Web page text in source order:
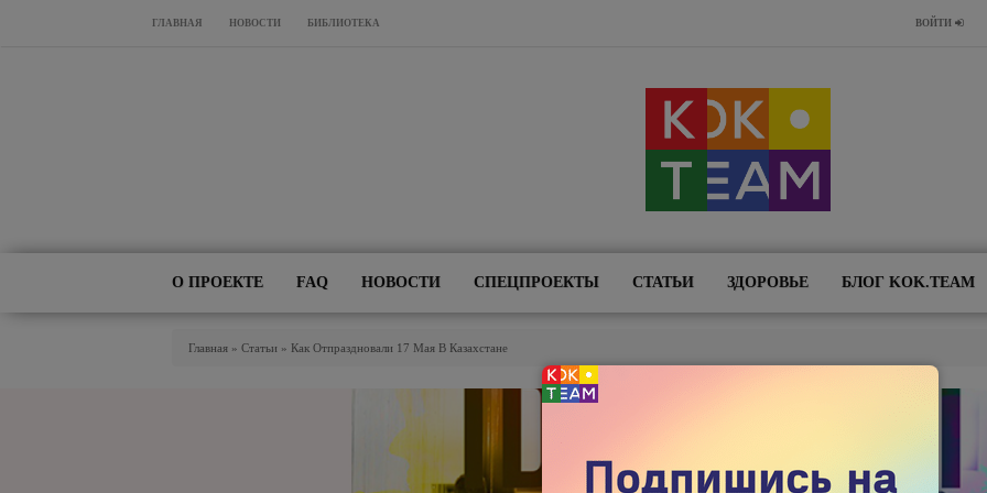
Перейти к основному содержанию
ГЛАВНАЯ НОВОСТИ БИБЛИОТЕКА ВОЙТИ
О ПРОЕКТЕ FAQ НОВОСТИ СПЕЦПРОЕКТЫ СТАТЬИ ЗДОРОВЬЕ БЛОГ KOK.TEAM
Главная » Статьи » Как Отпраздновали 17 Мая В Казахстане